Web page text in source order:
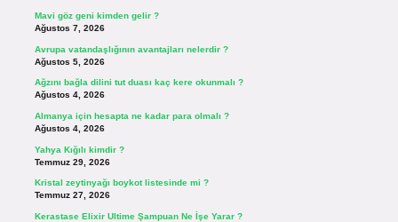
Mavi göz geni kimden gelir ?
Ağustos 7, 2026
Avrupa vatandaşlığının avantajları nelerdir ?
Ağustos 5, 2026
Ağzını bağla dilini tut duası kaç kere okunmalı ?
Ağustos 4, 2026
Almanya için hesapta ne kadar para olmalı ?
Ağustos 4, 2026
Yahya Kığılı kimdir ?
Temmuz 29, 2026
Kristal zeytinyağı boykot listesinde mi ?
Temmuz 27, 2026
Kerastase Elixir Ultime Şampuan Ne İşe Yarar ?